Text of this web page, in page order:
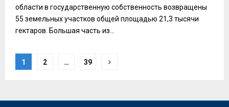
области в государственную собственность возвращены
55 земельных участков общей площадью 21,3 тысячи
гектаров. Большая часть из...
Пагинация
1 2 … 39